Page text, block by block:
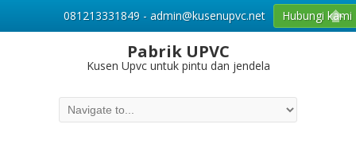
Pabrik UPVC
Kusen Upvc untuk pintu dan jendela
081213331849 - admin@kusenupvc.net Hubungi kami